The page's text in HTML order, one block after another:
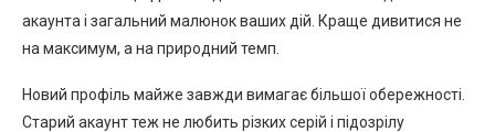
акаунта і загальний малюнок ваших дій. Краще дивитися не
на максимум, а на природний темп.
Новий профіль майже завжди вимагає більшої обережності.
Старий акаунт теж не любить різких серій і підозрілу